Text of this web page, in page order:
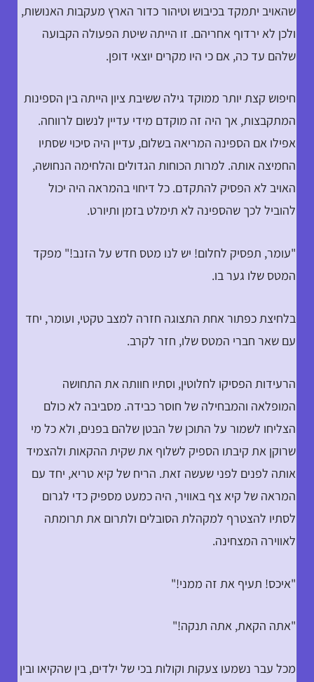
שהאויב יתמקד בכיבוש וטיהור כדור הארץ מעקבות האנושות,
ולכן לא ירדוף אחריהם. זו הייתה שיטת הפעולה הקבועה
שלהם עד כה, אם כי היו מקרים יוצאי דופן.
חיפוש קצת יותר ממוקד גילה ששיבת ציון הייתה בין הספינות
המתקבצות, אך היה זה מוקדם מידי עדיין לנשום לרווחה.
אפילו אם הספינה המריאה בשלום, עדיין היה סיכוי שסתיו
החמיצה אותה. למרות הכוחות הגדולים והלחימה הנחושה,
האויב לא הפסיק להתקדם. כל דיחוי בהמראה היה יכול
להוביל לכך שהספינה לא תימלט בזמן ותיורט.
"עומר, תפסיק לחלום! יש לנו מטס חדש על הזנב!" מפקד
המטס שלו גער בו.
בלחיצת כפתור אחת התצוגה חזרה למצב טקטי, ועומר, יחד
עם שאר חברי המטס שלו, חזר לקרב.
הרעידות הפסיקו לחלוטין, וסתיו חוותה את התחושה
המופלאה והמבחילה של חוסר כבידה. מסביבה לא כולם
הצליחו לשמור על התוכן של הבטן שלהם בפנים, ולא כל מי
שרוקן את קיבתו הספיק לשלוף את שקית ההקאות ולהצמיד
אותה לפנים לפני שעשה זאת. הריח של קיא טריא, יחד עם
המראה של קיא צף באוויר, היה כמעט מספיק כדי לגרום
לסתיו להצטרף למקהלת הסובלים ולתרום את תרומתה
לאווירה המצחינה.
"איכס! תעיף את זה ממני!"
"אתה הקאת, אתה תנקה!"
מכל עבר נשמעו צעקות וקולות בכי של ילדים, בין שהקיאו ובין